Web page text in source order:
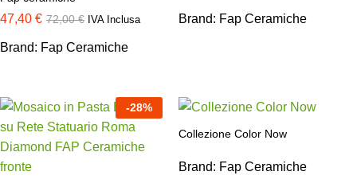
47,40 € 72,00€ IVA Inclusa
Brand: Fap Ceramiche
Brand: Fap Ceramiche
-28%
Collezione Color Now
Brand: Fap Ceramiche